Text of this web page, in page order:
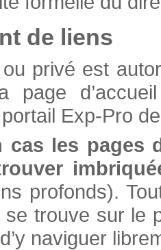
de liens
privé est
page
Exp-Pro
cas les pages
profonds).
se trouve sur
naviguer